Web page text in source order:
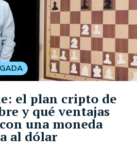
el plan cripto de
y qué ventajas
una moneda
al dólar